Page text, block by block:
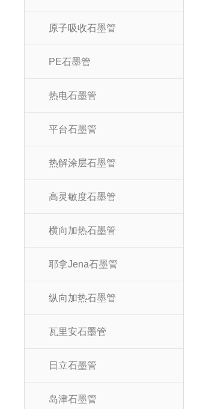
原子吸收石墨管
PE石墨管
热电石墨管
平台石墨管
热解涂层石墨管
高灵敏度石墨管
横向加热石墨管
耶拿Jena石墨管
纵向加热石墨管
瓦里安石墨管
日立石墨管
岛津石墨管